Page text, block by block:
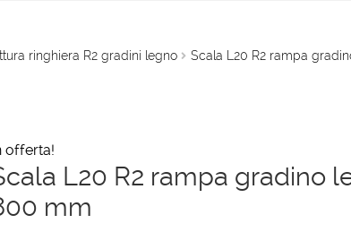
ringhiera R2 gradini legno Scala L20 R2 rampa
offerta!
L20 R2 rampa gradino
mm